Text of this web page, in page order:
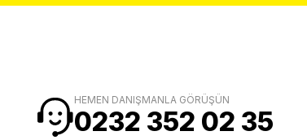
HEMEN DANIŞMANLA GÖRÜŞÜN
0232 352 02 35